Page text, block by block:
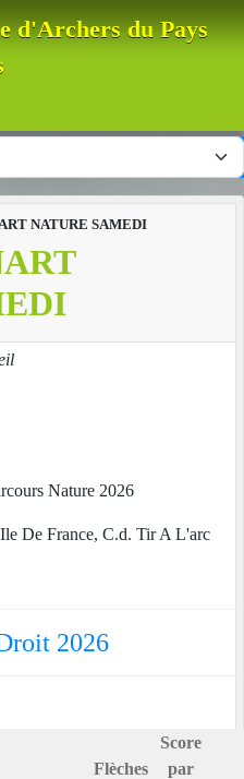
d'Archers du Pays
NATURE SAMEDI
Nature 2026
De France, C.d. Tir A L'arc
2026
Flèches
Score
par